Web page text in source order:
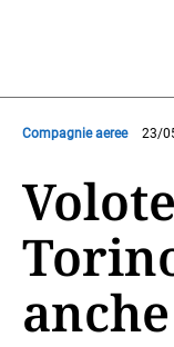
Compagnie aeree 23/